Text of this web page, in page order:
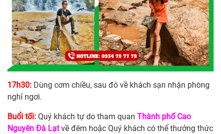
17h30: Dùng cơm chiều, sau đó về khách sạn nhận phòng
nghỉ ngơi.
Buổi tối: Quý khách tự do tham quan Thành phố Cao
Nguyên Đà Lạt về đêm hoặc Quý khách có thể thưởng thức